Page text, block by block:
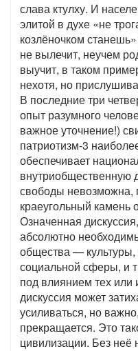
слава ктулху. И
элитой в духе «не
козлёночком
не вылечит, неучем
выучит, в таком
нехотя, но
В последние три
опыт разумного
важное уточнение!)
патриотизм-3
обеспечивает
внутриобщественную
свободы
краеугольный камень
Означенная
абсолютно
общества —
социальной сферы, и
под влиянием тех или
дискуссия может
усиливаться, но
прекращается. Это
цивилизации. Без неё